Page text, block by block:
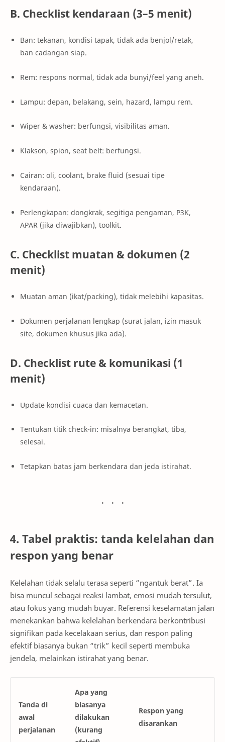
B. Checklist kendaraan (3–5 menit)
Ban: tekanan, kondisi tapak, tidak ada benjol/retak,
ban cadangan siap.
Rem: respons normal, tidak ada bunyi/feel yang aneh.
Lampu: depan, belakang, sein, hazard, lampu rem.
Wiper & washer: berfungsi, visibilitas aman.
Klakson, spion, seat belt: berfungsi.
Cairan: oli, coolant, brake fluid (sesuai tipe
kendaraan).
Perlengkapan: dongkrak, segitiga pengaman, P3K,
APAR (jika diwajibkan), toolkit.
C. Checklist muatan & dokumen (2
menit)
Muatan aman (ikat/packing), tidak melebihi kapasitas.
Dokumen perjalanan lengkap (surat jalan, izin masuk
site, dokumen khusus jika ada).
D. Checklist rute & komunikasi (1
menit)
Update kondisi cuaca dan kemacetan.
Tentukan titik check-in: misalnya berangkat, tiba,
selesai.
Tetapkan batas jam berkendara dan jeda istirahat.
4. Tabel praktis: tanda kelelahan dan
respon yang benar
Kelelahan tidak selalu terasa seperti “ngantuk berat”. Ia
bisa muncul sebagai reaksi lambat, emosi mudah tersulut,
atau fokus yang mudah buyar. Referensi keselamatan jalan
menekankan bahwa kelelahan berkendara berkontribusi
signifikan pada kecelakaan serius, dan respon paling
efektif biasanya bukan “trik” kecil seperti membuka
jendela, melainkan istirahat yang benar.
Tanda di
awal
perjalanan
Apa yang
biasanya
dilakukan
(kurang
Respon yang
disarankan